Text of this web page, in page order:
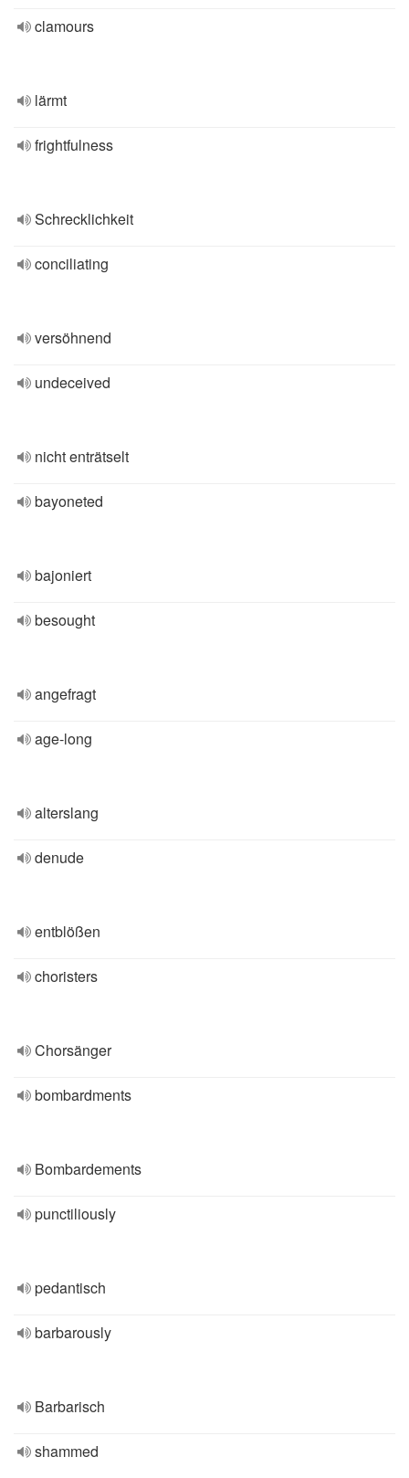
clamours
lärmt
frightfulness
Schrecklichkeit
conciliating
versöhnend
undeceived
nicht enträtselt
bayoneted
bajoniert
besought
angefragt
age-long
alterslang
denude
entblößen
choristers
Chorsänger
bombardments
Bombardements
punctiliously
pedantisch
barbarously
Barbarisch
shammed